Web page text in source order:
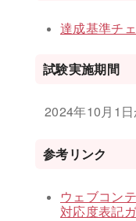
達成基準チ
試験実施期間
2024年10月1
参考リンク
ウェブコン
対応度表記